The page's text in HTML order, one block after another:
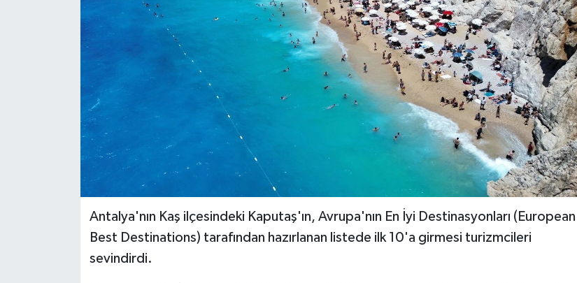
Antalya'nın Kaş ilçesindeki Kaputaş'ın, Avrupa'nın En İyi Destinasyonları (European
Best Destinations) tarafından hazırlanan listede ilk 10'a girmesi turizmcileri
sevindirdi.
GÜNDEM
GÜNEY KIBRIS
İÇ HABERLER
KÜLTÜR SANAT
MAGAZİN